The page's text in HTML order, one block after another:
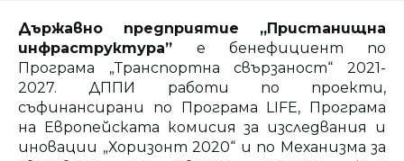
Държавно предприятие „Пристанищна
инфраструктура” е бенефициент по
Програма „Транспортна свързаност“ 2021-
2027. ДППИ работи по проекти,
съфинансирани по Програма LIFE, Програма
на Европейската комисия за изследвания и
иновации „Хоризонт 2020“ и по Механизма за